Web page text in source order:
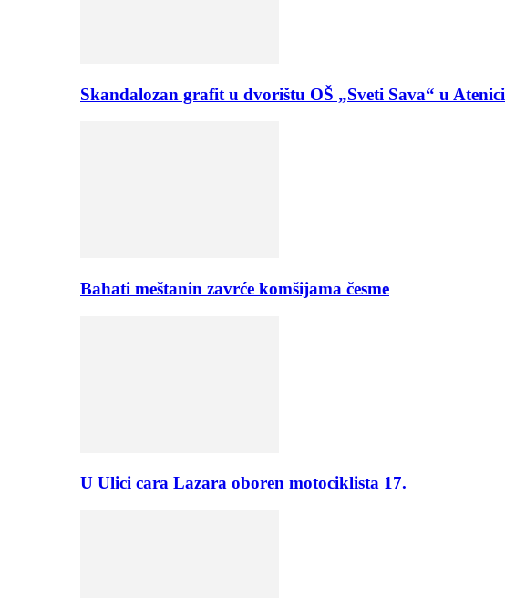
Skandalozan grafit u dvorištu OŠ „Sveti Sava“ u Atenici
Bahati meštanin zavrće komšijama česme
U Ulici cara Lazara oboren motociklista 17.